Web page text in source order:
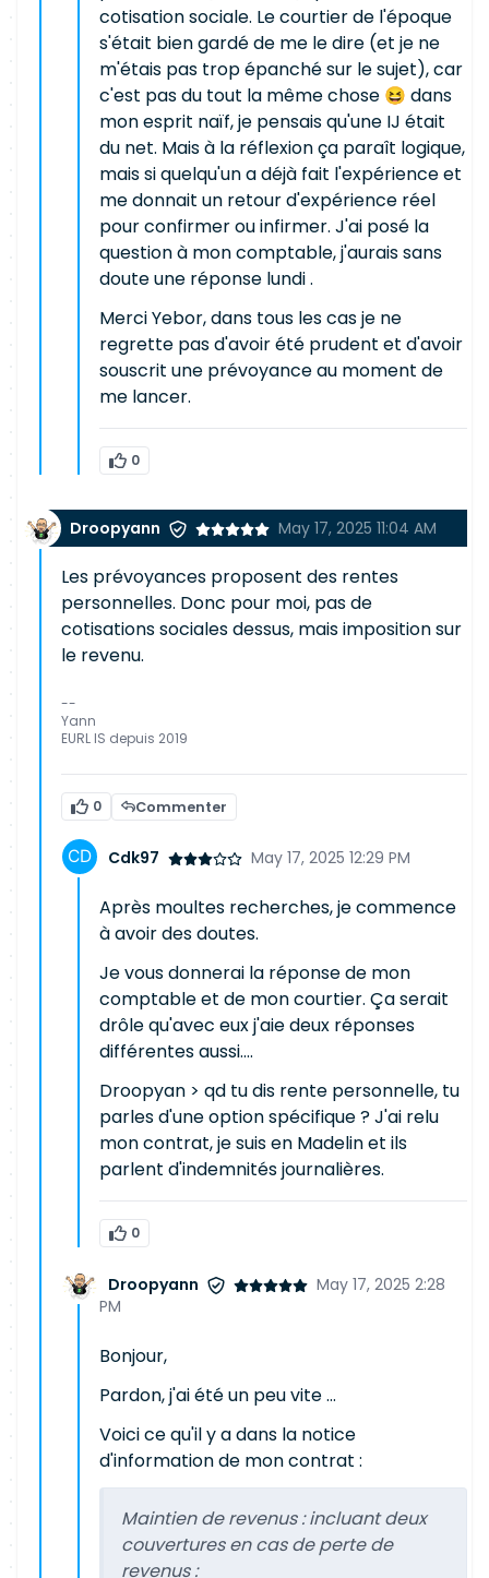
cotisation sociale. Le courtier de l'époque
s'était bien gardé de me le dire (et je ne
m'étais pas trop épanché sur le sujet), car
c'est pas du tout la même chose 😆 dans
mon esprit naïf, je pensais qu'une IJ était
du net. Mais à la réflexion ça paraît logique,
mais si quelqu'un a déjà fait l'expérience et
me donnait un retour d'expérience réel
pour confirmer ou infirmer. J'ai posé la
question à mon comptable, j'aurais sans
doute une réponse lundi .
Merci Yebor, dans tous les cas je ne
regrette pas d'avoir été prudent et d'avoir
souscrit une prévoyance au moment de
me lancer.
0
Droopyann May 17, 2025 11:04 AM
Les prévoyances proposent des rentes
personnelles. Donc pour moi, pas de
cotisations sociales dessus, mais imposition sur
le revenu.
--
Yann
EURL IS depuis 2019
0 Commenter
Cdk97 May 17, 2025 12:29 PM
Après moultes recherches, je commence
à avoir des doutes.
Je vous donnerai la réponse de mon
comptable et de mon courtier. Ça serait
drôle qu'avec eux j'aie deux réponses
différentes aussi....
Droopyan > qd tu dis rente personnelle, tu
parles d'une option spécifique ? J'ai relu
mon contrat, je suis en Madelin et ils
parlent d'indemnités journalières.
0
Droopyann
May 17, 2025 2:28
PM
Bonjour,
Pardon, j'ai été un peu vite ...
Voici ce qu'il y a dans la notice
d'information de mon contrat :
Maintien de revenus : incluant deux
couvertures en cas de perte de
revenus :